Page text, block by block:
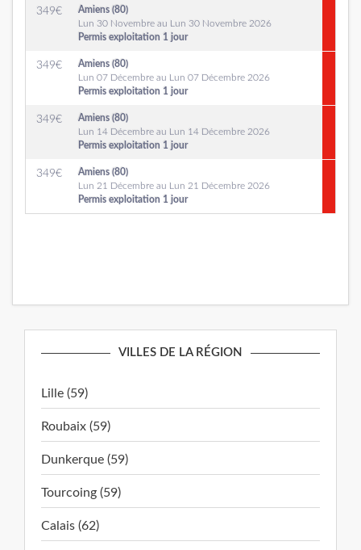
349€
Amiens (80)
Lun 30 Novembre au Lun 30 Novembre 2026
Permis exploitation 1 jour
349€
Amiens (80)
Lun 07 Décembre au Lun 07 Décembre 2026
Permis exploitation 1 jour
349€
Amiens (80)
Lun 14 Décembre au Lun 14 Décembre 2026
Permis exploitation 1 jour
349€
Amiens (80)
Lun 21 Décembre au Lun 21 Décembre 2026
Permis exploitation 1 jour
VILLES DE LA RÉGION
Lille (59)
Roubaix (59)
Dunkerque (59)
Tourcoing (59)
Calais (62)